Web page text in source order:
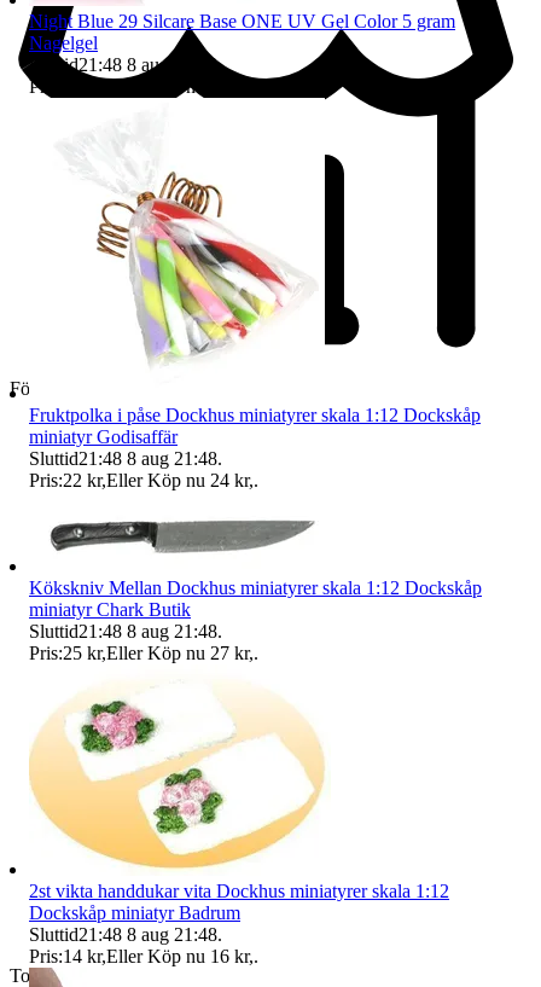
Företag
Toppsäljare
Night Blue 29 Silcare Base ONE UV Gel Color 5 gram
Nagelgel
Sluttid21:48 8 aug 21:48.
Pris:
Eller Köp nu
Fruktpolka i påse Dockhus miniatyrer skala 1:12 Dockskåp
miniatyr Godisaffär
Sluttid21:48 8 aug 21:48.
Pris:22 kr,Eller Köp nu 24 kr,.
Kökskniv Mellan Dockhus miniatyrer skala 1:12 Dockskåp
miniatyr Chark Butik
Sluttid21:48 8 aug 21:48.
Pris:25 kr,Eller Köp nu 27 kr,.
2st vikta handdukar vita Dockhus miniatyrer skala 1:12
Dockskåp miniatyr Badrum
Sluttid21:48 8 aug 21:48.
Pris:14 kr,Eller Köp nu 16 kr,.